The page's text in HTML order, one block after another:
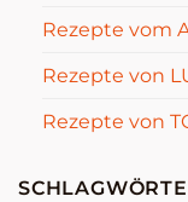
Rezepte vom
Rezepte von
Rezepte von